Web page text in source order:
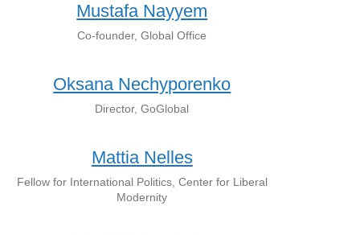
Mustafa Nayyem
Co-founder, Global Office
Oksana Nechyporenko
Director, GoGlobal
Mattia Nelles
Fellow for International Politics, Center for Liberal
Modernity